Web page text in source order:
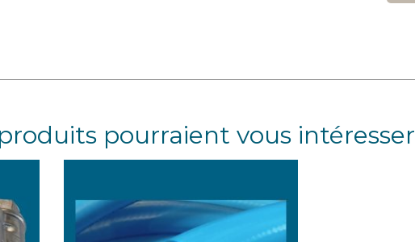
pourraient vous intéresser